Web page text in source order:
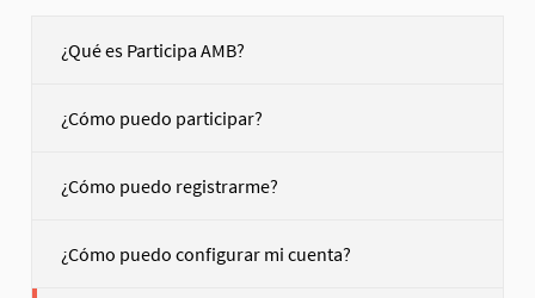
¿Qué es Participa AMB?
¿Cómo puedo participar?
¿Cómo puedo registrarme?
¿Cómo puedo configurar mi cuenta?